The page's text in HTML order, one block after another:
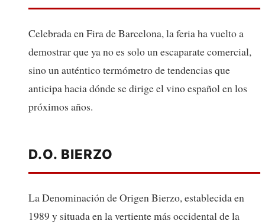
Celebrada en Fira de Barcelona, la feria ha vuelto a
demostrar que ya no es solo un escaparate comercial,
sino un auténtico termómetro de tendencias que
anticipa hacia dónde se dirige el vino español en los
próximos años.
D.O. BIERZO
La Denominación de Origen Bierzo, establecida en
1989 y situada en la vertiente más occidental de la